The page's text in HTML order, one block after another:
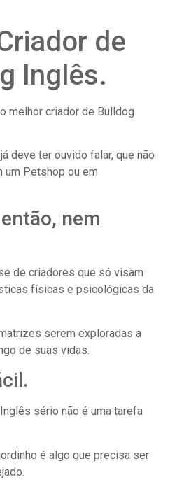
de
Inglês.
melhor criador de Bulldog
deve ter ouvido falar, que não
um Petshop ou em
nem
de criadores que só visam
físicas e psicológicas da
serem exploradas a
de suas vidas.
sério não é uma tarefa
é algo que precisa ser